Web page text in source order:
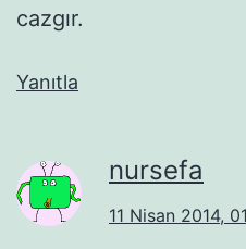
cazgır.
Yanıtla
nursefa
11 Nisan 2014,